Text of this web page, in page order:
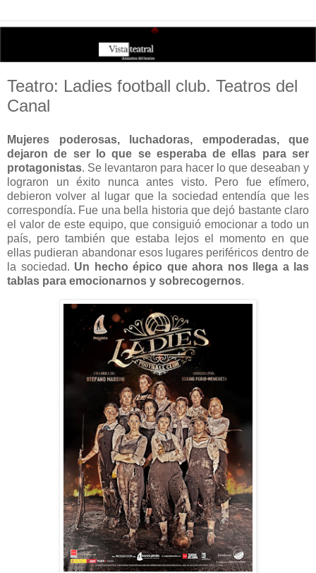
Teatro: Ladies football club. Teatros del
Canal
Mujeres poderosas, luchadoras, empoderadas, que
dejaron de ser lo que se esperaba de ellas para ser
protagonistas. Se levantaron para hacer lo que deseaban y
lograron un éxito nunca antes visto. Pero fue efímero,
debieron volver al lugar que la sociedad entendía que les
correspondía. Fue una bella historia que dejó bastante claro
el valor de este equipo, que consiguió emocionar a todo un
país, pero también que estaba lejos el momento en que
ellas pudieran abandonar esos lugares periféricos dentro de
la sociedad. Un hecho épico que ahora nos llega a las
tablas para emocionarnos y sobrecogernos.